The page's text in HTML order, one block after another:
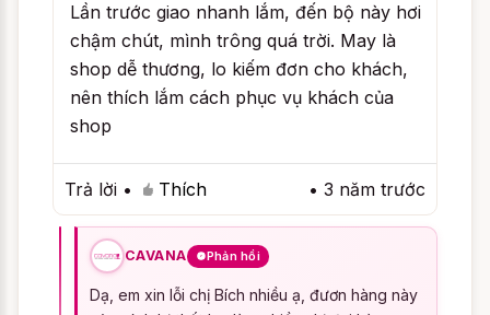
Cách chọn size Đồ ngủ
Pijama phong cánh Hàn
Quốc Én Nhỏ
Làm thế nào để chọn Đồ ngủ Pijama nữ
như Đồ ngủ Pijama phong cánh Hàn Quốc
Én Nhỏ vừa với cơ thể của bạn, để bạn hài
lòng khi nhận được sản phẩm chắc chắn là
điều bạn quan tâm đúng không? CAVANA
Lần trước giao nhanh lắm, đến bộ này hơi
chậm chút, mình trông quá trời. May là
shop dễ thương, lo kiếm đơn cho khách,
nên thích lắm cách phục vụ khách của
shop
Trả lời • Thích • 3 năm trước
CAVANA Phản hồi
Dạ, em xin lỗi chị Bích nhiều ạ, đươn hàng này